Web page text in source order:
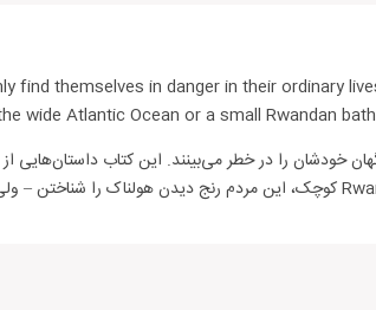
find themselves in danger in their ordinary
wide Atlantic Ocean or a small Rwandan
خودشان را در خطر می‌بینند. این کتاب داستان‌هایی